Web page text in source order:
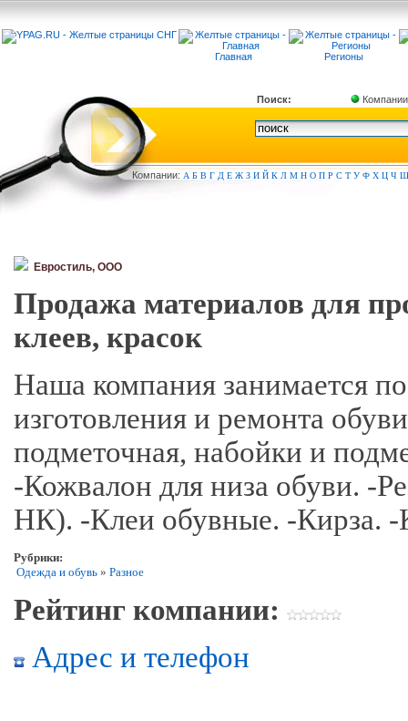
Главная Регионы
Поиск: Компании
Компании: А Б В Г Д Е Ж З И Й К Л М Н О П Р С Т У Ф Х Ц Ч Ш
Евростиль, ООО
Продажа материалов для
клеев, красок
Наша компания занимается
изготовления и ремонта
подметочная, набойки и
-Кожвалон для низа обуви. -
НК). -Клеи обувные. -Кирза.
Рубрики:
Одежда и обувь » Разное
Рейтинг компании:
Адрес и телефон